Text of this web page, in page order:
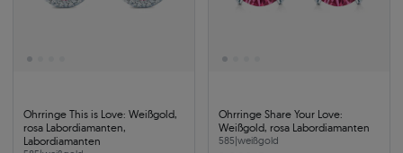
Ohrringe This is Love: Weißgold,
rosa Labordiamanten,
Labordiamanten
Ohrringe Share Your Love:
Weißgold, rosa Labordiamanten
585|weißgold